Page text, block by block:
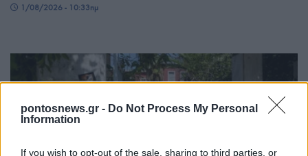
pontosnews.gr - Do Not Process My Personal
Information
If you wish to opt-out of the sale, sharing to third parties, or
1/08/2026 - 10:33πμ